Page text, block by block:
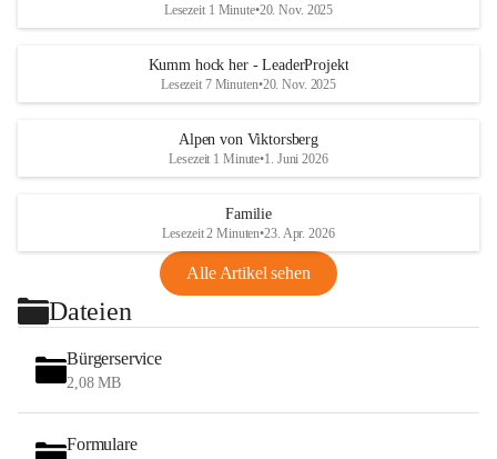
Lesezeit 1 Minute•20. Nov. 2025
Kumm hock her - LeaderProjekt
Lesezeit 7 Minuten•20. Nov. 2025
Alpen von Viktorsberg
Lesezeit 1 Minute•1. Juni 2026
Familie
Lesezeit 2 Minuten•23. Apr. 2026
Alle Artikel sehen
Dateien
Bürgerservice
2,08 MB
Formulare